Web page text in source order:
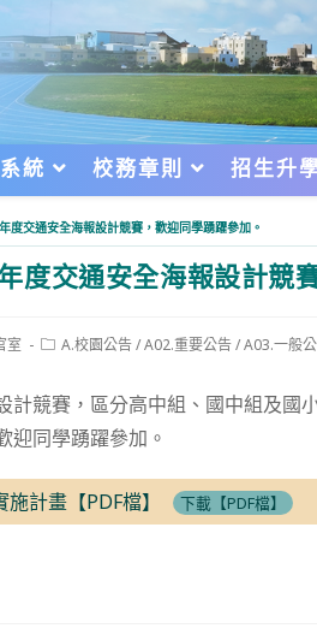
統 校務章則 招生升
度交通安全海報設計競賽，歡迎同學踴躍參加。
度交通安全海報設計競
室
PostA.校園公告/A02.重要公告/A03.一般
計競賽，區分高中組、國中組及國
迎同學踴躍參加。
計畫【PDF檔】 下載【PDF檔】